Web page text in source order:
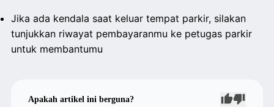
Jika ada kendala saat keluar tempat parkir, silakan
tunjukkan riwayat pembayaranmu ke petugas parkir
untuk membantumu
Apakah artikel ini berguna?